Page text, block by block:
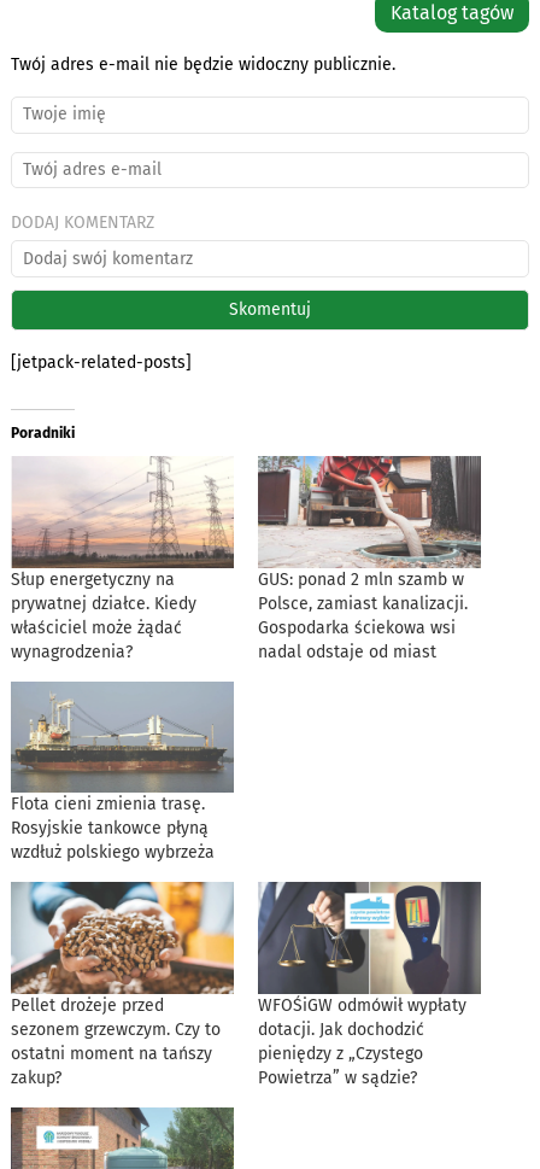
Katalog tagów
Twój adres e-mail nie będzie widoczny publicznie.
DODAJ KOMENTARZ
[jetpack-related-posts]
Poradniki
Słup energetyczny na
prywatnej działce. Kiedy
właściciel może żądać
wynagrodzenia?
GUS: ponad 2 mln szamb w
Polsce, zamiast kanalizacji.
Gospodarka ściekowa wsi
nadal odstaje od miast
Flota cieni zmienia trasę.
Rosyjskie tankowce płyną
wzdłuż polskiego wybrzeża
Pellet drożeje przed
sezonem grzewczym. Czy to
ostatni moment na tańszy
zakup?
WFOŚiGW odmówił wypłaty
dotacji. Jak dochodzić
pieniędzy z „Czystego
Powietrza” w sądzie?